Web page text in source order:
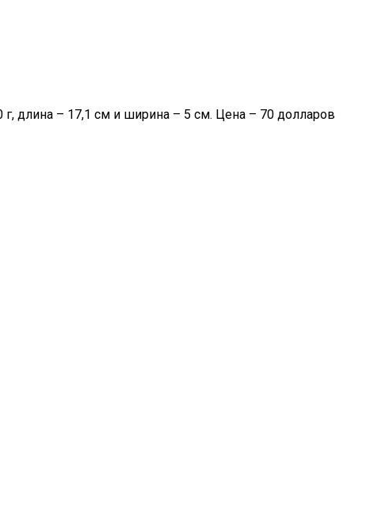
длина – 17,1 см и ширина – 5 см. Цена – 70 долларов